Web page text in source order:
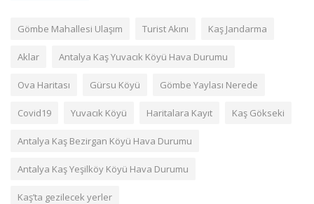
Gömbe Mahallesi Ulaşım Turist Akını Kaş Jandarma
Aklar Antalya Kaş Yuvacık Köyü Hava Durumu
Ova Haritası Gürsu Köyü Gömbe Yaylası Nerede
Covid19 Yuvacık Köyü Haritalara Kayıt Kaş Gökseki
Antalya Kaş Bezirgan Köyü Hava Durumu
Antalya Kaş Yeşilköy Köyü Hava Durumu
Kaş’ta gezilecek yerler